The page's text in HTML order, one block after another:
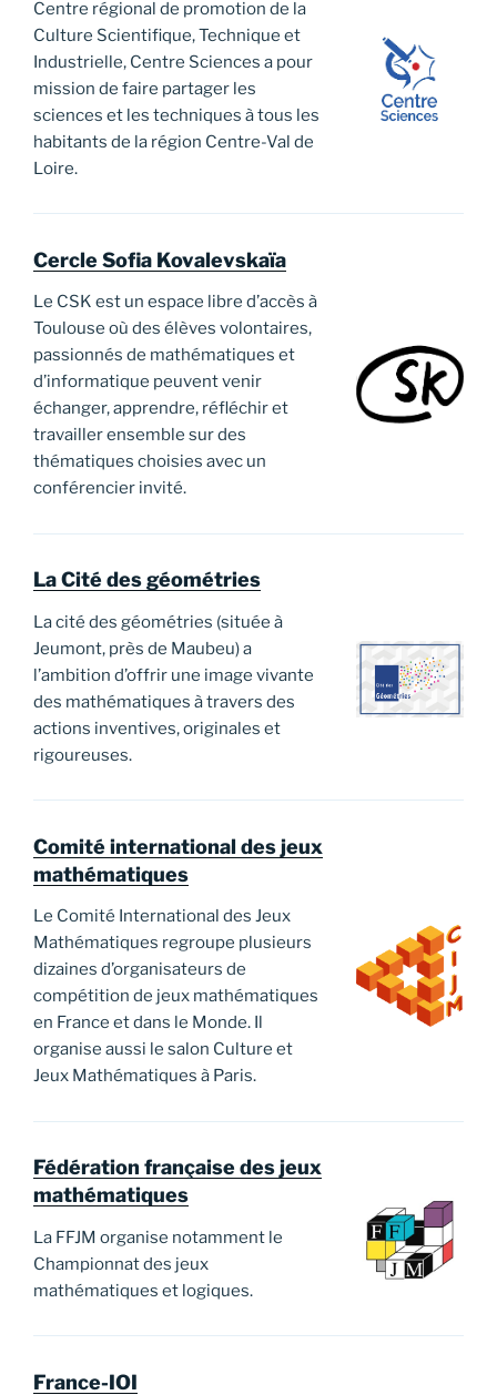
Centre régional de promotion de la
Culture Scientifique, Technique et
Industrielle, Centre Sciences a pour
mission de faire partager les
sciences et les techniques à tous les
habitants de la région Centre-Val de
Loire.
Cercle Sofia Kovalevskaïa
Le CSK est un espace libre d’accès à
Toulouse où des élèves volontaires,
passionnés de mathématiques et
d’informatique peuvent venir
échanger, apprendre, réfléchir et
travailler ensemble sur des
thématiques choisies avec un
conférencier invité.
La Cité des géométries
La cité des géométries (située à
Jeumont, près de Maubeu) a
l’ambition d’offrir une image vivante
des mathématiques à travers des
actions inventives, originales et
rigoureuses.
Comité international des jeux
mathématiques
Le Comité International des Jeux
Mathématiques regroupe plusieurs
dizaines d’organisateurs de
compétition de jeux mathématiques
en France et dans le Monde. Il
organise aussi le salon Culture et
Jeux Mathématiques à Paris.
Fédération française des jeux
mathématiques
La FFJM organise notamment le
Championnat des jeux
mathématiques et logiques.
France-IOI